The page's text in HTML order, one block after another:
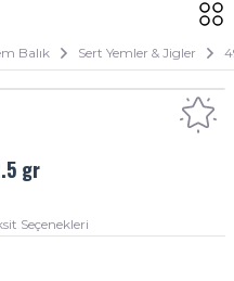
Balık Sert Yemler & Jigler
gr
Seçenekleri